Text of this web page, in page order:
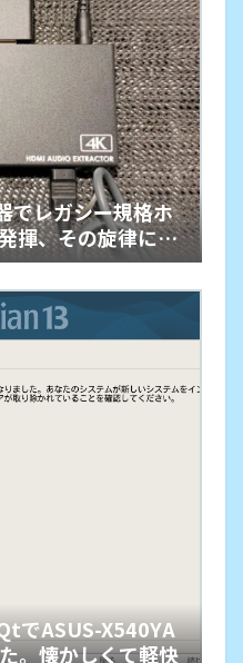
でレガシー規格ホ
揮、その旋律に戦
でASUS-X540YA
。懐かしくて軽快